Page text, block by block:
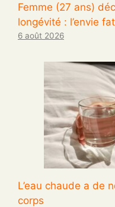
Femme (27 ans)
longévité : l’envie
6 août 2026
L’eau chaude a de
corps